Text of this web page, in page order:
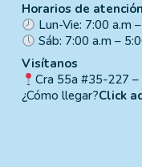
Horarios de atención
Lun-Vie: 7:00 a.m
Sáb: 7:00 a.m –
Visítanos
Cra 55a #35-227
¿Cómo llegar?Click